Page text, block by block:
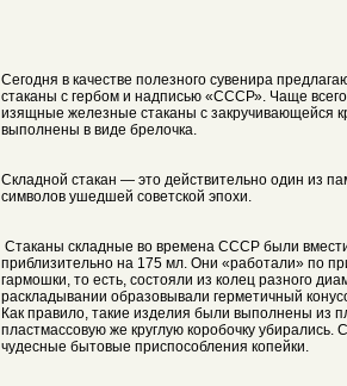
Сегодня в качестве полезного сувенира
стаканы с гербом и надписью «СССР». Чаще
изящные железные стаканы с закручивающейся
выполнены в виде брелочка.
Складной стакан — это действительно один из
символов ушедшей советской эпохи.
Стаканы складные во времена СССР были
приблизительно на 175 мл. Они «работали» по
гармошки, то есть, состояли из колец разного
раскладывании образовывали герметичный
Как правило, такие изделия были выполнены из
пластмассовую же круглую коробочку убирались.
чудесные бытовые приспособления копейки.